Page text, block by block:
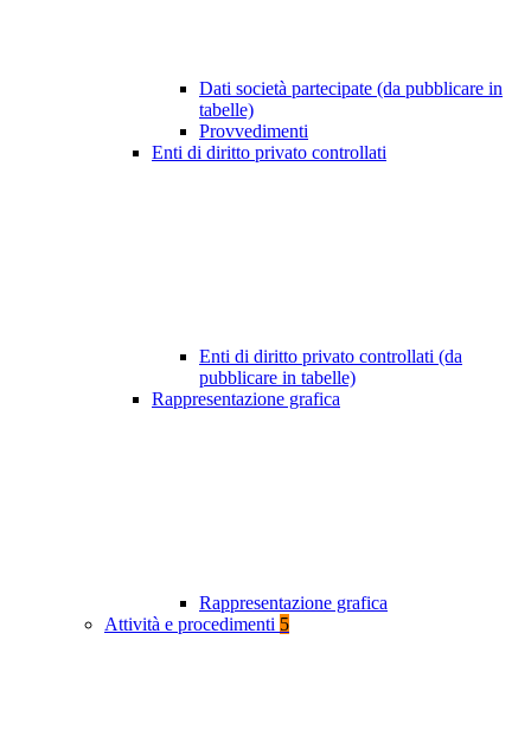
Dati società partecipate (da pubblicare in
tabelle)
Provvedimenti
Enti di diritto privato controllati
Enti di diritto privato controllati (da
pubblicare in tabelle)
Rappresentazione grafica
Rappresentazione grafica
Attività e procedimenti 5